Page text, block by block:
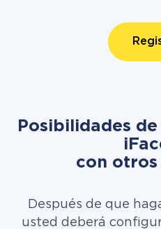
Posibilidades
con otros
Después de que
usted deberá